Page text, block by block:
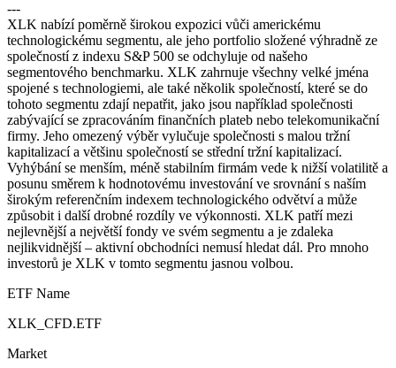
---
XLK nabízí poměrně širokou expozici vůči americkému
technologickému segmentu, ale jeho portfolio složené výhradně ze
společností z indexu S&P 500 se odchyluje od našeho
segmentového benchmarku. XLK zahrnuje všechny velké jména
spojené s technologiemi, ale také několik společností, které se do
tohoto segmentu zdají nepatřit, jako jsou například společnosti
zabývající se zpracováním finančních plateb nebo telekomunikační
firmy. Jeho omezený výběr vylučuje společnosti s malou tržní
kapitalizací a většinu společností se střední tržní kapitalizací.
Vyhýbání se menším, méně stabilním firmám vede k nižší volatilitě a
posunu směrem k hodnotovému investování ve srovnání s naším
širokým referenčním indexem technologického odvětví a může
způsobit i další drobné rozdíly ve výkonnosti. XLK patří mezi
nejlevnější a největší fondy ve svém segmentu a je zdaleka
nejlikvidnější – aktivní obchodníci nemusí hledat dál. Pro mnoho
investorů je XLK v tomto segmentu jasnou volbou.
ETF Name
XLK_CFD.ETF
Market